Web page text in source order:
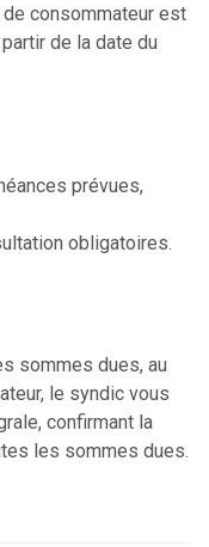
de consommateur est
de la date du
prévues,
obligatoires.
sommes dues, au
le syndic vous
confirmant la
les sommes dues.